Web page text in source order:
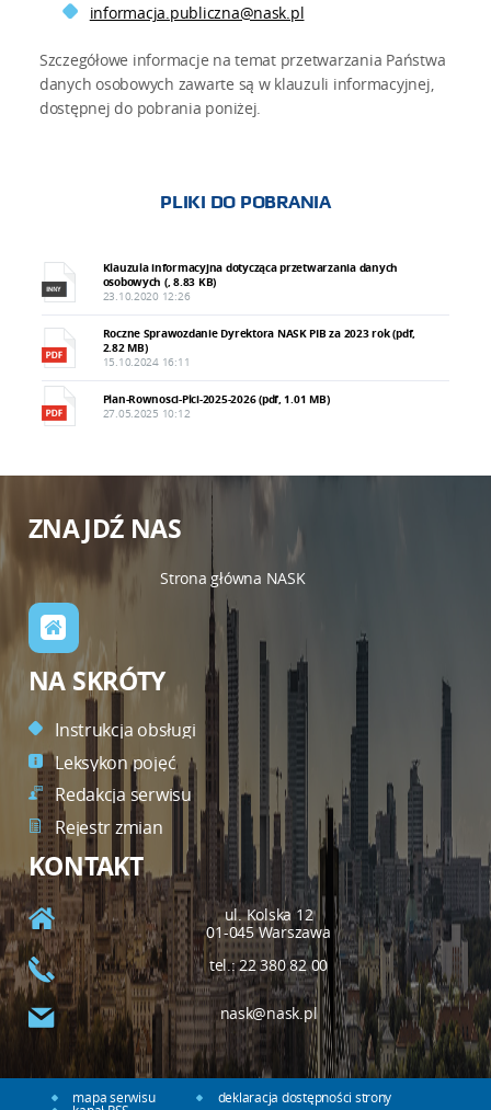
informacja.publiczna@nask.pl
Szczegółowe informacje na temat przetwarzania Państwa
danych osobowych zawarte są w klauzuli informacyjnej,
dostępnej do pobrania poniżej.
PLIKI DO POBRANIA
Klauzula informacyjna dotycząca przetwarzania danych
osobowych (, 8.83 KB)
23.10.2020 12:26
Roczne Sprawozdanie Dyrektora NASK PIB za 2023 rok (pdf,
2.82 MB)
15.10.2024 16:11
Plan-Rownosci-Plci-2025-2026 (pdf, 1.01 MB)
27.05.2025 10:12
ZNAJDŹ NAS
Strona główna NASK
NA SKRÓTY
Instrukcja obsługi
Leksykon pojęć
Redakcja serwisu
Rejestr zmian
KONTAKT
ul. Kolska 12
01-045 Warszawa
tel.: 22 380 82 00
nask@nask.pl
mapa serwisu
deklaracja dostępności strony